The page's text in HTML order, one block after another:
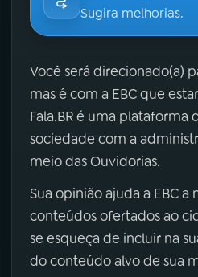
Sugira melhorias.
Você será direcionado(a)
mas é com a EBC que
Fala.BR é uma plataforma
sociedade com a
meio das Ouvidorias.
Sua opinião ajuda a EBC a
conteúdos ofertados ao
se esqueça de incluir na
do conteúdo alvo de sua